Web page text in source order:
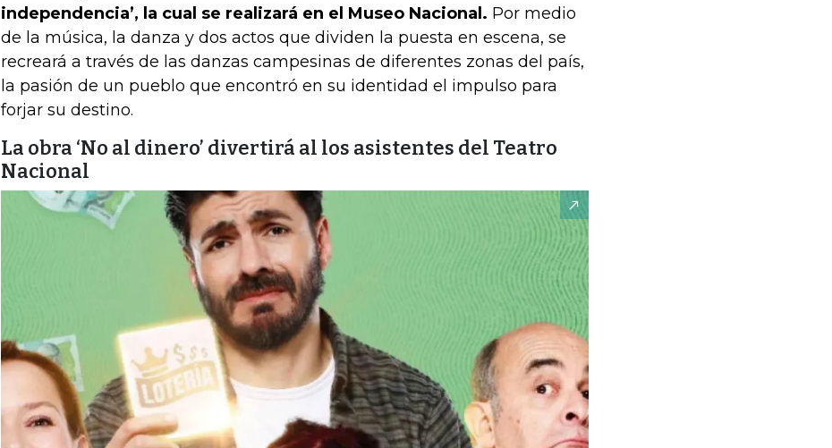
independencia’, la cual se realizará en el Museo Nacional. Por medio
de la música, la danza y dos actos que dividen la puesta en escena, se
recreará a través de las danzas campesinas de diferentes zonas del país,
la pasión de un pueblo que encontró en su identidad el impulso para
forjar su destino.
La obra ‘No al dinero’ divertirá al los asistentes del Teatro
Nacional